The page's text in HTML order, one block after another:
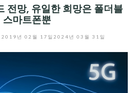
전망, 유일한 희망은 폴더블
스마트폰뿐
2019년 02월 17일 2024년 03월 31일
CHILD
MENU
EXPAND
CHILD
EXPAND
CHILD
EXPAND